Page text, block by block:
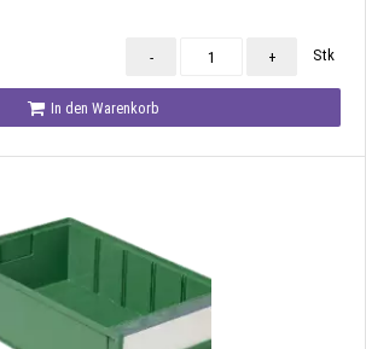
- + Stk
In den Warenkorb